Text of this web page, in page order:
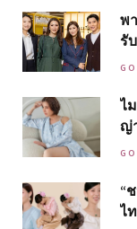
พ
รั
ไ
ญ่
“
ไ